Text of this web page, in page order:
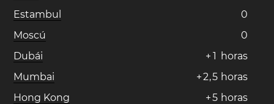
Estambul
0
Moscú
0
Dubái
+ 1 horas
Mumbai
+2,5 horas
Hong Kong
+5 horas